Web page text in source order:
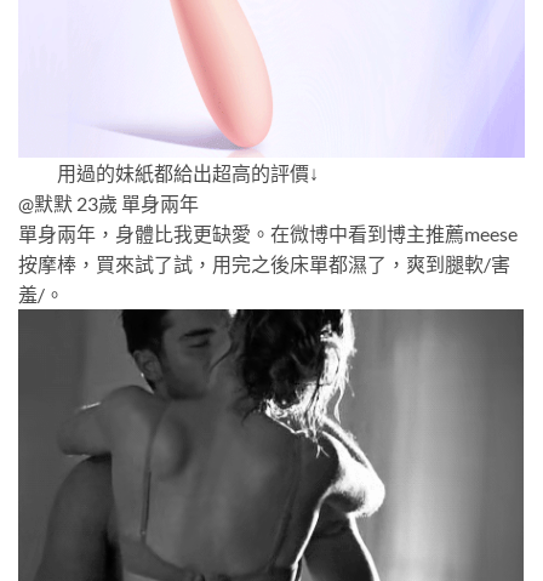
用過的妹紙都給出超高的評價↓
@默默 23歲 單身兩年
單身兩年，身體比我更缺愛。在微博中看到博主推薦meese
按摩棒，買來試了試，用完之後床單都濕了，爽到腿軟/害
羞/。